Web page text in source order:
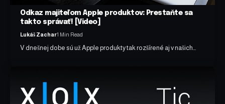
Odkaz majiteľom Apple produktov: Prestaňte sa
takto správať! [Video]
Lukáš Zachar1 Min Read
V dnešnej dobe sú už Apple produkty tak rozšírené aj v našich…